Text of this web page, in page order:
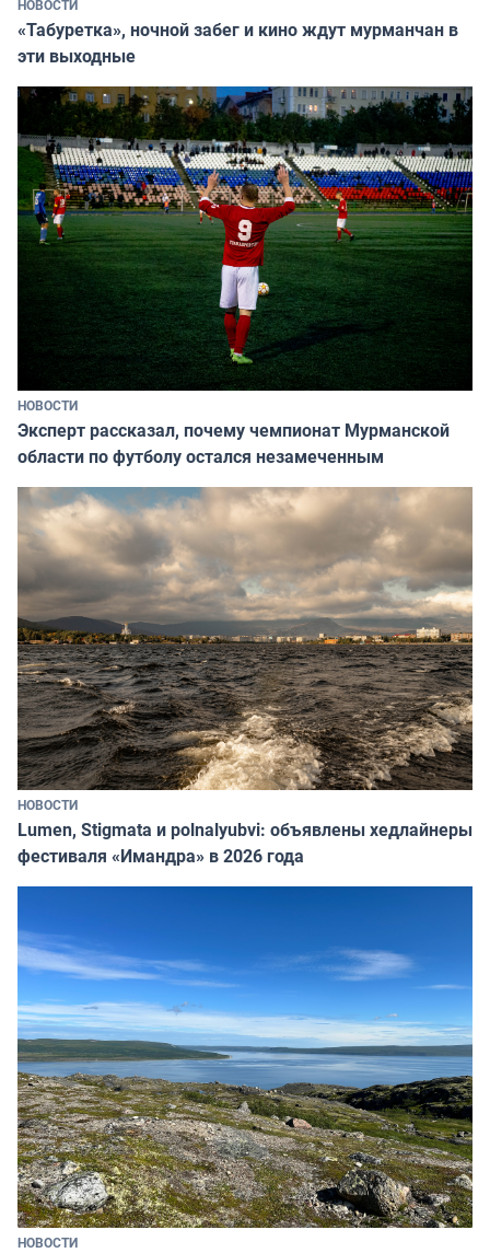
НОВОСТИ
«Табуретка», ночной забег и кино ждут мурманчан в
эти выходные
НОВОСТИ
Эксперт рассказал, почему чемпионат Мурманской
области по футболу остался незамеченным
НОВОСТИ
Lumen, Stigmata и polnalyubvi: объявлены хедлайнеры
фестиваля «Имандра» в 2026 года
НОВОСТИ